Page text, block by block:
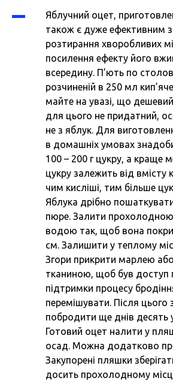
Яблучний оцет,
також є дуже ефективним
розтирання хворобливих
посилення ефекту його
всередину. П’ють по
розчиненій в 250 мл
майте на увазі, що
для цього не придатний,
не з яблук. Для
в домашніх умовах
100 – 200 г цукру, а краще
цукру залежить від вмісту
чим кисліші, тим більше
Яблука дрібно
пюре. Залити
водою так, щоб вона
см. Залишити у теплому
Згори прикрити марлею
тканиною, щоб був доступ
підтримки процесу
перемішувати. Після цього
побродити ще днів десять
Готовий оцет налити у
осад. Можна додатково
Закупорені пляшки
досить прохолодному